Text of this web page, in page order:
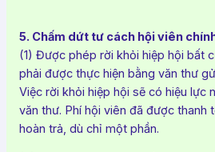
5. Chấm dứt tư cách hội viên
(1) Được phép rời khỏi hiệp hội bất
phải được thực hiện bằng văn thư
Việc rời khỏi hiệp hội sẽ có hiệu lực
văn thư. Phí hội viên đã được thanh
hoàn trả, dù chỉ một phần.